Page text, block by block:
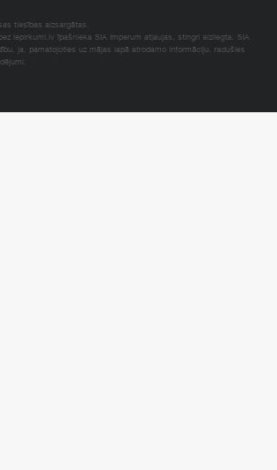
tiesības aizsargātas.
iepirkumi.lv īpašnieka SIA Imperum atļaujas, stingri aizliegta. SIA
ja, pamatojoties uz mājas lapā atrodamo informāciju, radušies